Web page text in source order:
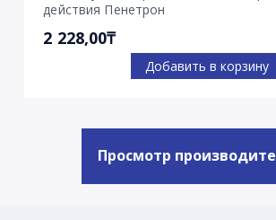
действия Пенетрон
2 228,00₸
Добавить в корзину
Просмотр